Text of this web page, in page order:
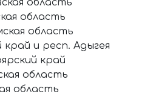
область
область
область
край и респ. Адыгея
край
область
область